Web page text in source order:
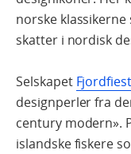
norske
skatter i nordisk
Selskapet
designperler fra
century modern».
islandske fiskere